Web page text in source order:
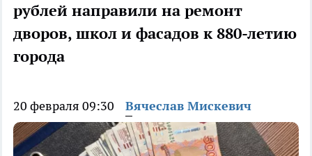
рублей направили на ремонт
дворов, школ и фасадов к 880-летию
города
20 февраля 09:30 Вячеслав Мискевич